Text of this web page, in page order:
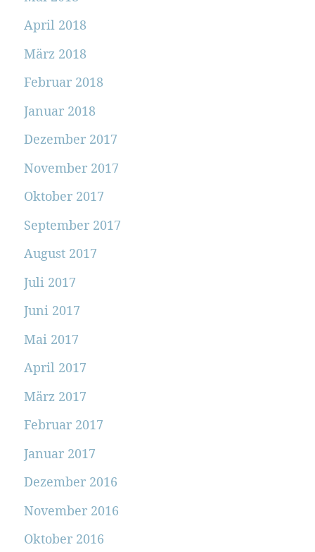
April 2018
März 2018
Februar 2018
Januar 2018
Dezember 2017
November 2017
Oktober 2017
September 2017
August 2017
Juli 2017
Juni 2017
Mai 2017
April 2017
März 2017
Februar 2017
Januar 2017
Dezember 2016
November 2016
Oktober 2016